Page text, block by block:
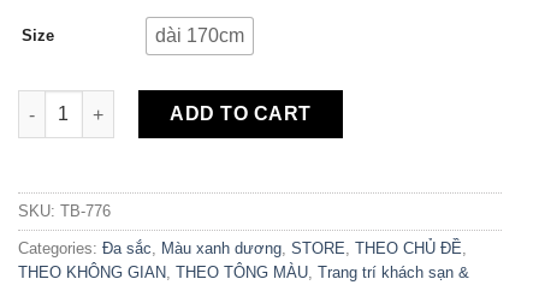
Size dài 170cm
Bộ 5 Tranh Canvas Love Vibes TB-776 quantity
ADD TO CART
SKU: TB-776
Categories: Đa sắc, Màu xanh dương, STORE, THEO CHỦ ĐỀ,
THEO KHÔNG GIAN, THEO TÔNG MÀU, Trang trí khách sạn &